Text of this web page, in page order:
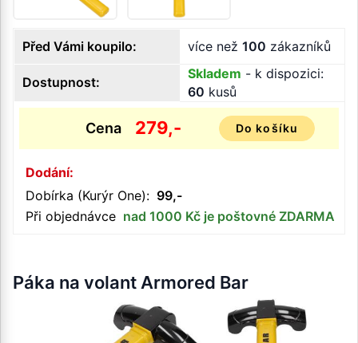
Před Vámi koupilo: více než 100 zákazníků
Dostupnost:
Skladem - k dispozici:
60 kusů
Cena 279,- Do košíku
Dodání:
Dobírka (Kurýr One): 99,-
Při objednávce nad 1000 Kč je poštovné ZDARMA
Páka na volant Armored Bar